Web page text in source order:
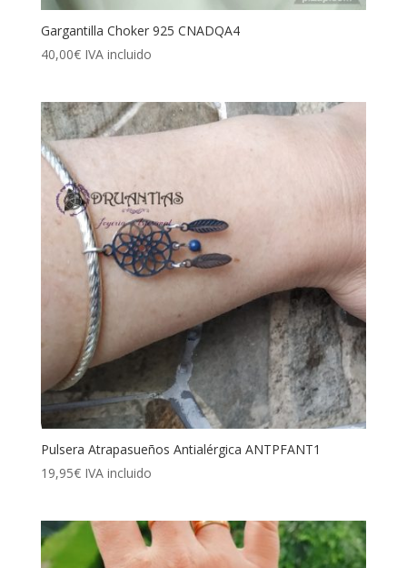
Gargantilla Choker 925 CNADQA4
40,00€ IVA incluido
Pulsera Atrapasueños Antialérgica ANTPFANT1
19,95€ IVA incluido